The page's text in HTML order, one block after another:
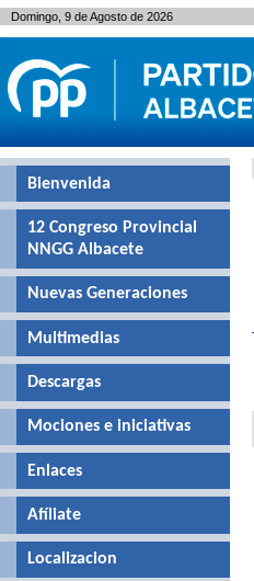
Bienvenida
12 Congreso Provincial
NNGG Albacete
Nuevas Generaciones
Multimedias
Descargas
Mociones e iniciativas
Enlaces
Afíliate
Localizacion
Domingo, 9 de Agosto de 2026